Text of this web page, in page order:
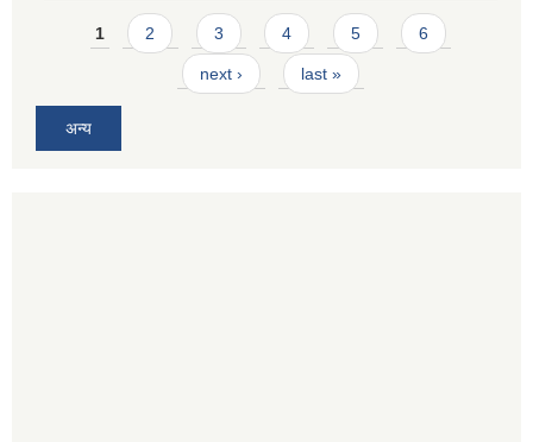
Pages
1 2 3 4 5 6
next › last »
अन्य